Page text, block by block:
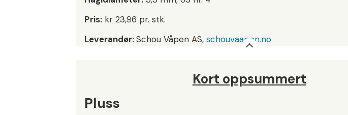
Pris: kr 23,96 pr. stk.
Leverandør:Schou Våpen AS,schouvaapen.no
Kort oppsummert
Pluss